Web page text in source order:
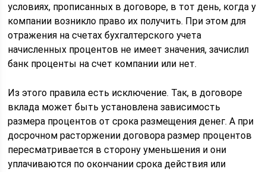
условиях, прописанных в договоре, в тот день, когда у
компании возникло право их получить. При этом для
отражения на счетах бухгалтерского учета
начисленных процентов не имеет значения, зачислил
банк проценты на счет компании или нет.
Из этого правила есть исключение. Так, в договоре
вклада может быть установлена зависимость
размера процентов от срока размещения денег. А при
досрочном расторжении договора размер процентов
пересматривается в сторону уменьшения и они
уплачиваются по окончании срока действия или